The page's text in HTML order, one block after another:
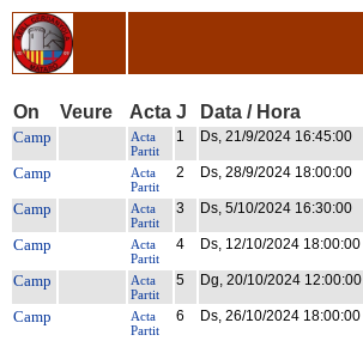
On Veure Acta J Data / Hora
Camp
Acta
Partit
1 Ds, 21/9/2024 16:45:00
Camp
Acta
Partit
2 Ds, 28/9/2024 18:00:00
Camp
Acta
Partit
3 Ds, 5/10/2024 16:30:00
Camp
Acta
Partit
4 Ds, 12/10/2024 18:00:00
Camp
Acta
Partit
5 Dg, 20/10/2024 12:00:00
Camp
Acta
Partit
6 Ds, 26/10/2024 18:00:00